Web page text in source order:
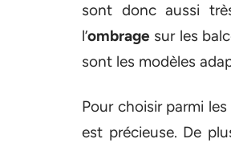
sont donc aussi
l’ombrage sur les
sont les modèles
Pour choisir parmi
est précieuse. De